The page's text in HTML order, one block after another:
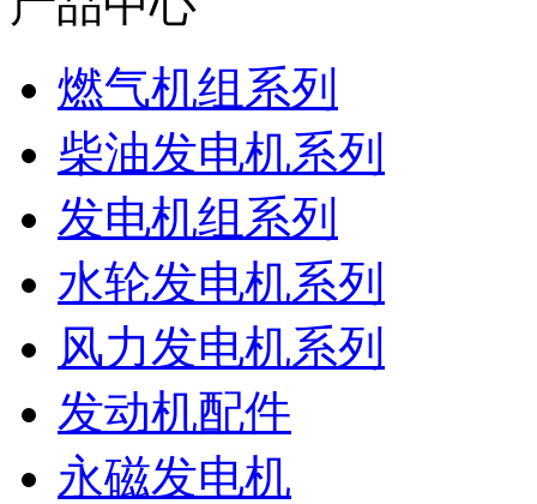
燃气机组系列
柴油发电机系列
发电机组系列
水轮发电机系列
风力发电机系列
发动机配件
永磁发电机